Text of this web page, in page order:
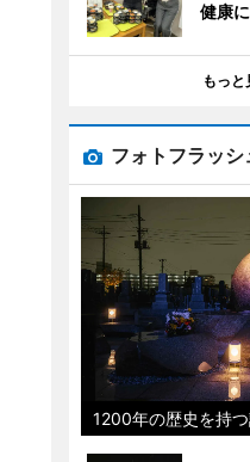
健康
もっと
フォトフラッシ
1200年の歴史を持